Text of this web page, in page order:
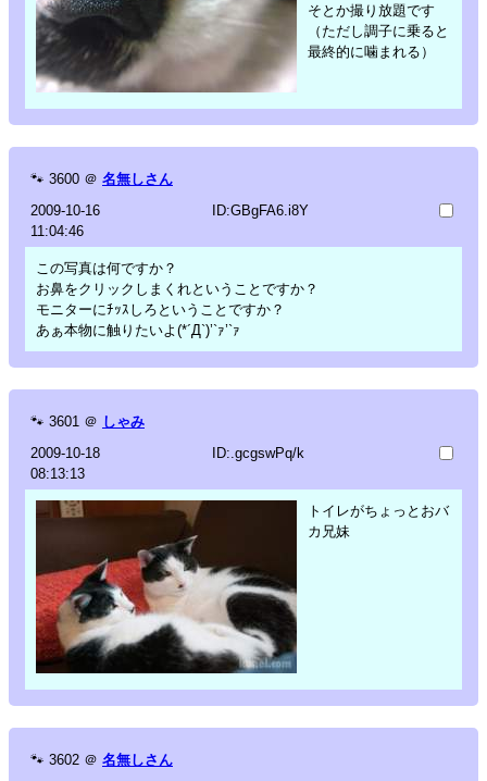
そとか撮り放題です
（ただし調子に乗ると
最終的に噛まれる）
🐾 3600 ＠ 名無しさん
2009-10-16
11:04:46
ID:GBgFA6.i8Y
この写真は何ですか？
お鼻をクリックしまくれということですか？
モニターにﾁｯｽしろということですか？
あぁ本物に触りたいよ(*´Д`)’`ｧ’`ｧ
🐾 3601 ＠ しゃみ
2009-10-18
08:13:13
ID:.gcgswPq/k
トイレがちょっとおバ
カ兄妹
🐾 3602 ＠ 名無しさん